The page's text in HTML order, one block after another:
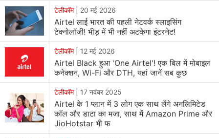
टेलीकॉम| 20 मई 2026
Airtel लाई भारत की पहली नेटवर्क स्लाइसिंग
टेक्नोलॉजी! भीड़ में भी नहीं अटकेगा इंटरनेट!
टेलीकॉम| 12 मई 2026
Airtel Black हुआ 'One Airtel'! एक बिल में मोबाइल
कनेक्शन, Wi-Fi और DTH, यहां जानें सब कुछ
टेलीकॉम| 17 नवंबर 2025
Airtel के 1 प्लान में 3 लोग एक साथ लेंगे अनलिमिटेड
कॉल और डाटा का मजा, साथ में Amazon Prime और
JioHotstar भी फ